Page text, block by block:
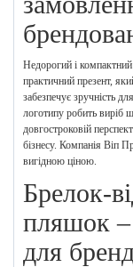
Недорогий і
практичний презент,
забезпечує зручність
логотипу робить виріб
довгостроковій
бізнесу. Компанія Віп
вигідною ціною.
Брелок-
пляшок –
для